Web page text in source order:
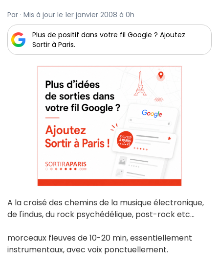
Par · Mis à jour le 1er janvier 2008 à 0h
Plus de positif dans votre fil Google ? Ajoutez
Sortir à Paris.
A la croisé des chemins de la musique électronique,
de l'indus, du rock psychédélique, post-rock etc…
morceaux fleuves de 10-20 min, essentiellement
instrumentaux, avec voix ponctuellement.